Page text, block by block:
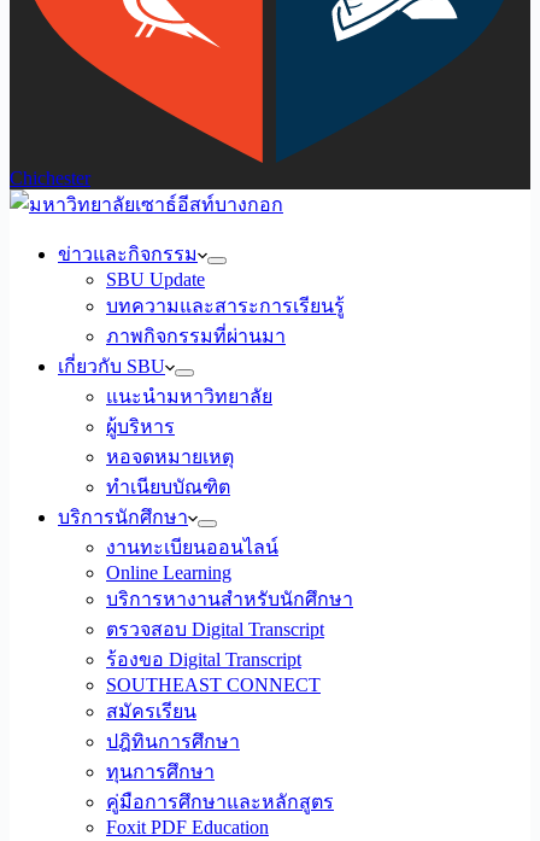
Chichester
ข่าวและกิจกรรม
SBU Update
บทความและสาระการเรียนรู้
ภาพกิจกรรมที่ผ่านมา
เกี่ยวกับ SBU
แนะนำมหาวิทยาลัย
ผู้บริหาร
หอจดหมายเหตุ
ทำเนียบบัณฑิต
บริการนักศึกษา
งานทะเบียนออนไลน์
Online Learning
บริการหางานสำหรับนักศึกษา
ตรวจสอบ Digital Transcript
ร้องขอ Digital Transcript
SOUTHEAST CONNECT
สมัครเรียน
ปฎิทินการศึกษา
ทุนการศึกษา
คู่มือการศึกษาและหลักสูตร
Foxit PDF Education